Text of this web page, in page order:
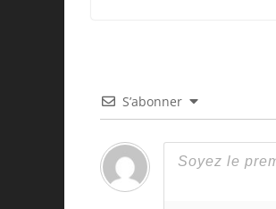
S’abonner